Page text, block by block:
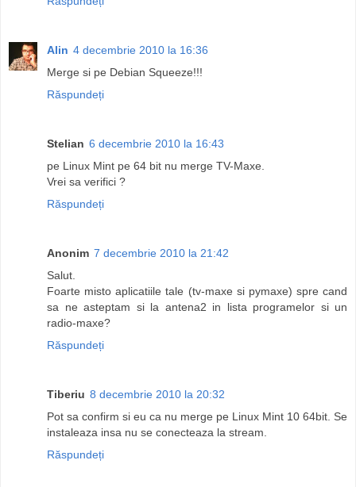
Alin 4 decembrie 2010 la 16:36
Merge si pe Debian Squeeze!!!
Răspundeți
Stelian 6 decembrie 2010 la 16:43
pe Linux Mint pe 64 bit nu merge TV-Maxe.
Vrei sa verifici ?
Răspundeți
Anonim 7 decembrie 2010 la 21:42
Salut.
Foarte misto aplicatiile tale (tv-maxe si pymaxe) spre cand
sa ne asteptam si la antena2 in lista programelor si un
radio-maxe?
Răspundeți
Tiberiu 8 decembrie 2010 la 20:32
Pot sa confirm si eu ca nu merge pe Linux Mint 10 64bit. Se
instaleaza insa nu se conecteaza la stream.
Răspundeți